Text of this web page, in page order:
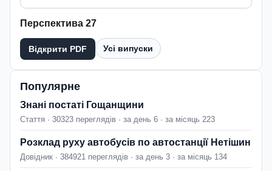
Перспектива 27
Відкрити PDF Усі випуски
Популярне
Знані постаті Гощанщини
Стаття · 30323 переглядів · за день 6 · за місяць 223
Розклад руху автобусів по автостанції Нетішин
Довідник · 384921 переглядів · за день 3 · за місяць 134